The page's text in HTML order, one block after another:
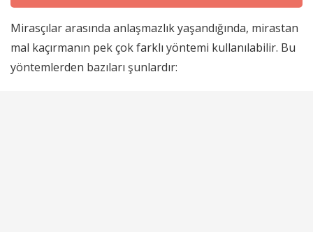
Mirasçılar arasında anlaşmazlık yaşandığında, mirastan
mal kaçırmanın pek çok farklı yöntemi kullanılabilir. Bu
yöntemlerden bazıları şunlardır: